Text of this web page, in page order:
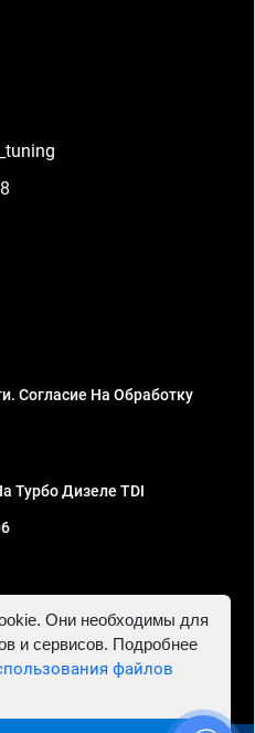
Согласие На Обработку
Турбо Дизеле TDI
ИНН 781302555843,
Они необходимы для
и сервисов. Подробнее
файлов